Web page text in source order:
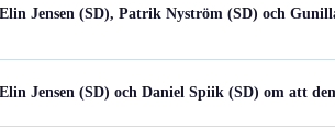
Jensen (SD), Patrik Nyström (SD) och
Jensen (SD) och Daniel Spiik (SD) om att